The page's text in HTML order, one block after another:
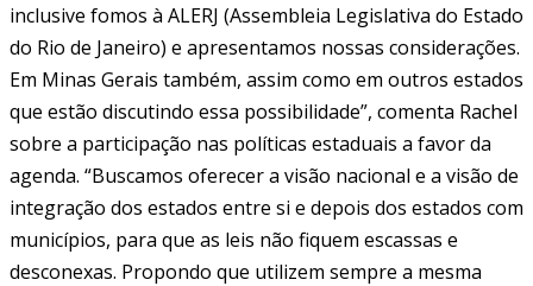
inclusive fomos à ALERJ (Assembleia Legislativa do Estado
do Rio de Janeiro) e apresentamos nossas considerações.
Em Minas Gerais também, assim como em outros estados
que estão discutindo essa possibilidade”, comenta Rachel
sobre a participação nas políticas estaduais a favor da
agenda. “Buscamos oferecer a visão nacional e a visão de
integração dos estados entre si e depois dos estados com
municípios, para que as leis não fiquem escassas e
desconexas. Propondo que utilizem sempre a mesma